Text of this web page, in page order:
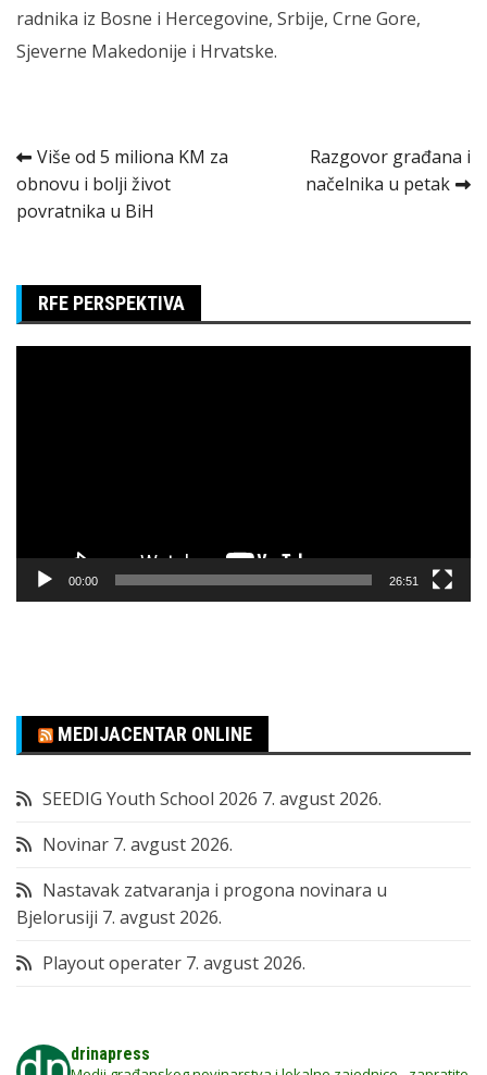
radnika iz Bosne i Hercegovine, Srbije, Crne Gore,
Sjeverne Makedonije i Hrvatske.
Kretanje
članka
Više od 5 miliona KM za
obnovu i bolji život
povratnika u BiH
Razgovor građana i
načelnika u petak
RFE PERSPEKTIVA
00:00 26:51
MEDIJACENTAR ONLINE
SEEDIG Youth School 2026 7. avgust 2026.
Novinar 7. avgust 2026.
Nastavak zatvaranja i progona novinara u
Bjelorusiji 7. avgust 2026.
Playout operater 7. avgust 2026.
drinapress